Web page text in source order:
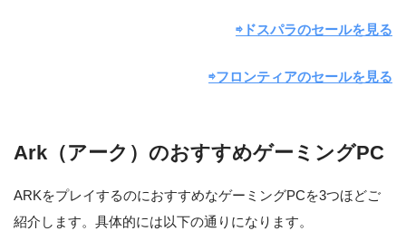
⇨ドスパラのセールを見る
⇨フロンティアのセールを見る
Ark（アーク）のおすすめゲーミングPC
ARKをプレイするのにおすすめなゲーミングPCを3つほどご
紹介します。具体的には以下の通りになります。